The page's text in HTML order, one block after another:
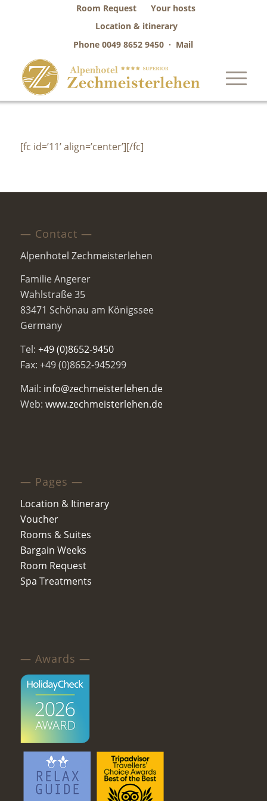
Room Request
Your hosts
Location & itinerary
Phone0049 8652 9450 · Mail
[fc id=’11’ align=’center’][/fc]
— Contact —
Alpenhotel Zechmeisterlehen
Familie Angerer
Wahlstraße 35
83471 Schönau am Königssee
Germany
Tel: +49 (0)8652-9450
Fax: +49 (0)8652-945299
Mail: info@zechmeisterlehen.de
Web: www.zechmeisterlehen.de
— Pages —
Location & Itinerary
Voucher
Rooms & Suites
Bargain Weeks
Room Request
Spa Treatments
— Awards —